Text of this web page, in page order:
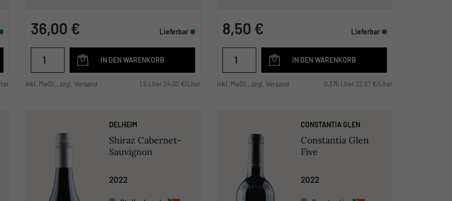
36,00 € Lieferbar
IN DEN WARENKORB
inkl. MwSt., zzgl. Versand 1,5 Liter 24,00 €/Liter
8,50 € Lieferbar
IN DEN WARENKORB
inkl. MwSt., zzgl. Versand 0,375 Liter 22,67 €/Liter
DELHEIM
Shiraz Cabernet-
Sauvignon
2022
CONSTANTIA GLEN
Constantia Glen
Five
2022